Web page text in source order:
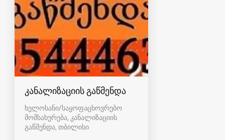
კანალიზაციის გაწმენდა
ხელოსანი/საყოფაცხოვრებო
მომსახურება, კანალიზაციის
გაწმენდა თბილისი